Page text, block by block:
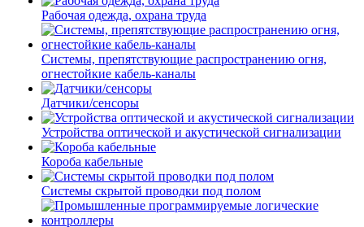
Рабочая одежда, охрана труда
Системы, препятствующие распространению огня,
огнестойкие кабель-каналы
Датчики/сенсоры
Устройства оптической и акустической сигнализации
Короба кабельные
Системы скрытой проводки под полом